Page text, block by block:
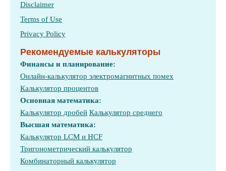
Disclaimer
Terms of Use
Privacy Policy
Рекомендуемые калькуляторы
Финансы и планирование:
Онлайн-калькулятор электромагнитных помех
Калькулятор процентов
Основная математика:
Калькулятор дробей Калькулятор среднего
Высшая математика:
Калькулятор LCM и HCF
Тригонометрический калькулятор
Комбинаторный калькулятор